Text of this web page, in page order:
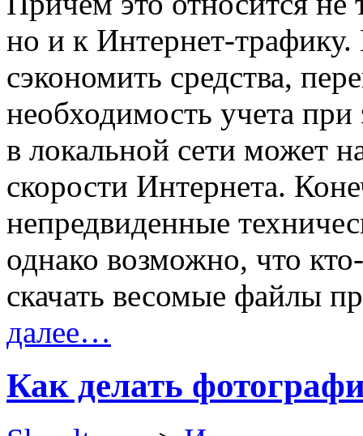
но и к Интернет-
сэкономить средства,
необходимость учета
в локальной сети может
скорости Интернета.
непредвиденные
однако возможно, что
скачать весомые файлы
далее…
Как делать